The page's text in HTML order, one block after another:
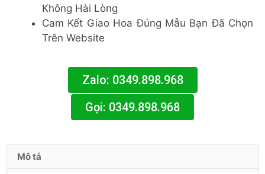
Không Hài Lòng
Cam Kết Giao Hoa Đúng Mẫu Bạn Đã Chọn
Trên Website
Zalo: 0349.898.968
Gọi: 0349.898.968
Mô tả